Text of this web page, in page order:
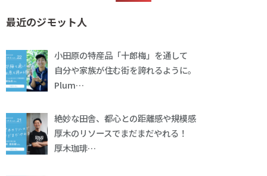
最近のジモット人
小田原の特産品「十郎梅」を通して
自分や家族が住む街を誇れるように。
Plum…
絶妙な田舎、都心との距離感や規模感
厚木のリソースでまだまだやれる！
厚木珈琲…